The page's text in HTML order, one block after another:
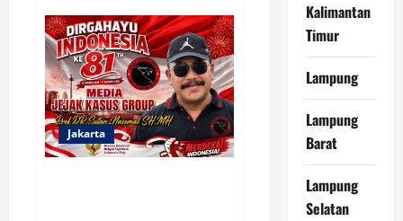
Jadi
Pejabat,
Jangan
Kelola
Anggaran
Rakyat,
Jika
Tak
Mau
Diawasi
dan
Diberitakan
Jakarta
Kalimantan
Timur
Lampung
Lampung
Barat
Lampung
Selatan